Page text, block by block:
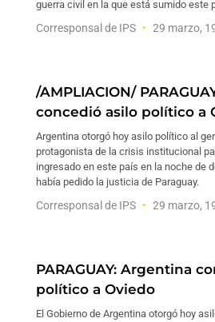
guerra civil en la que está sumido este
Corresponsal de IPS 29 marzo,
/AMPLIACION/
concedió asilo político a
Argentina otorgó hoy asilo político al
protagonista de la crisis institucional
ingresado en este país en la noche de
había pedido la justicia de Paraguay.
Corresponsal de IPS 29 marzo,
PARAGUAY: Argentina
político a Oviedo
El Gobierno de Argentina otorgó hoy